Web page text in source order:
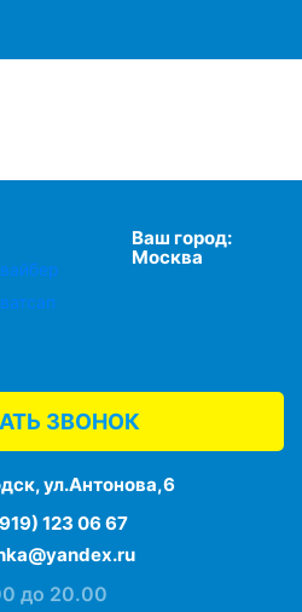
Ваш город:
Москва
ЗВОНОК
ул.Антонова,6
123 06 67
до 20.00